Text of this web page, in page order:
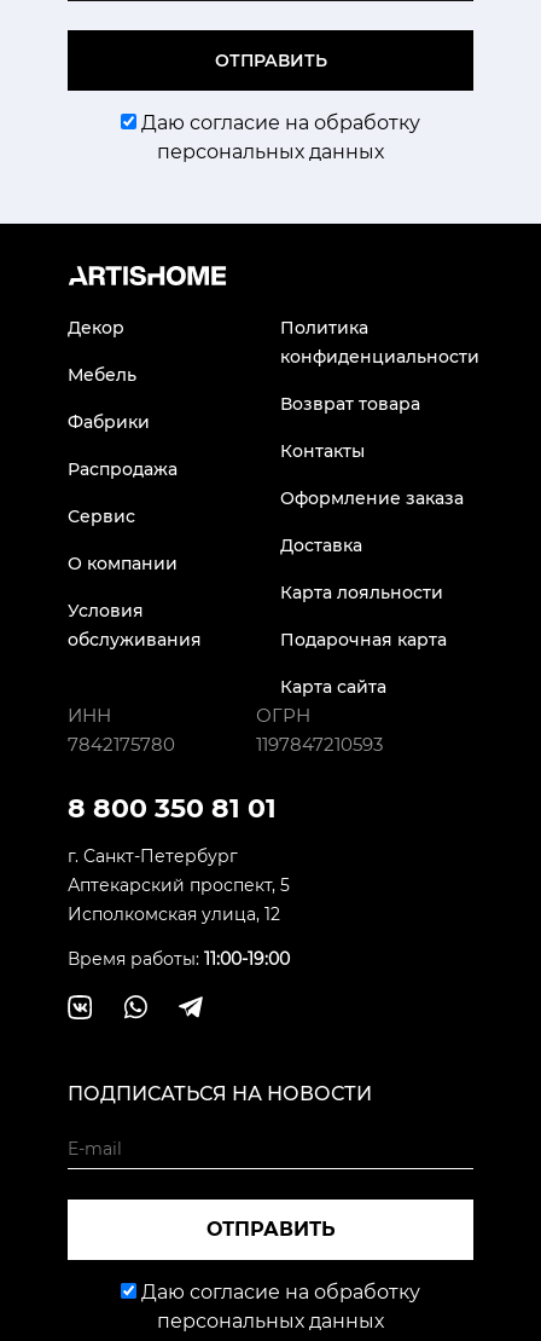
ОТПРАВИТЬ
Даю согласие на обработку
персональных данных
Декор
Мебель
Фабрики
Распродажа
Сервис
О компании
Условия
обслуживания
Политика
конфиденциальности
Возврат товара
Контакты
Оформление заказа
Доставка
Карта лояльности
Подарочная карта
Карта сайта
ИНН
7842175780
ОГРН
1197847210593
8 800 350 81 01
г. Санкт-Петербург
Аптекарский проспект, 5
Исполкомская улица, 12
Время работы: 11:00-19:00
ПОДПИСАТЬСЯ НА НОВОСТИ
ОТПРАВИТЬ
Даю согласие на обработку
персональных данных